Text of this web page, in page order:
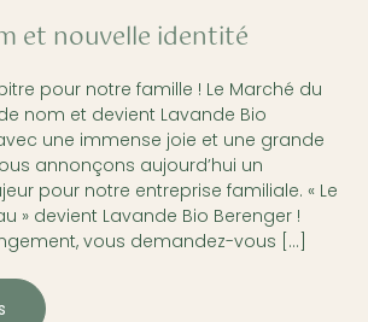
et nouvelle identité
pour notre famille ! Le Marché du
nom et devient Lavande Bio
une immense joie et une grande
annonçons aujourd’hui un
pour notre entreprise familiale. « Le
» devient Lavande Bio Berenger !
vous demandez-vous […]